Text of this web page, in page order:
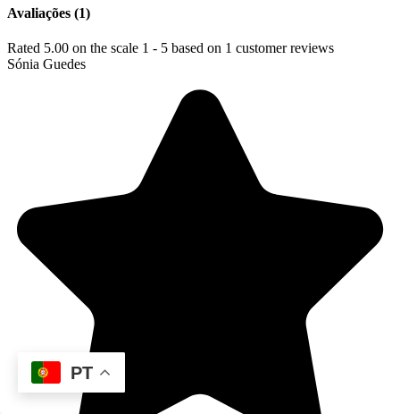
Avaliações (1)
Rated 5.00 on the scale 1 - 5 based on 1 customer reviews
Sónia Guedes
PT